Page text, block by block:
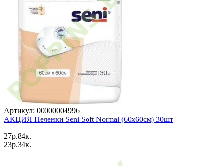
Артикул: 00000004996
АКЦИЯ Пеленки Seni Soft Normal (60x60см) 30шт
27p.84к.
23p.34к.